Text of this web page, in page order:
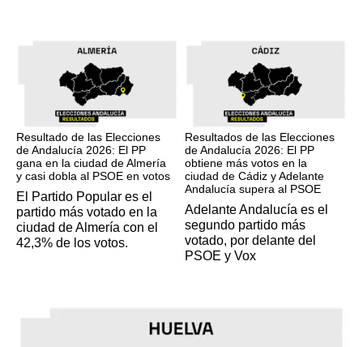
Resultado de las Elecciones
de Andalucía 2026: El PP
gana en la ciudad de Almería
y casi dobla al PSOE en votos
El Partido Popular es el
partido más votado en la
ciudad de Almería con el
42,3% de los votos.
Resultados de las Elecciones
de Andalucía 2026: El PP
obtiene más votos en la
ciudad de Cádiz y Adelante
Andalucía supera al PSOE
Adelante Andalucía es el
segundo partido más
votado, por delante del
PSOE y Vox